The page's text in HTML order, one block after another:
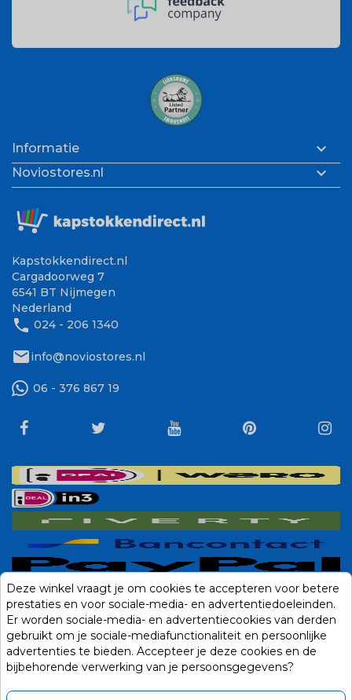
Informatie 
Noviostores.nl 
Kapstokkendirect.nl
Cargadoorweg 7
6541 BT Nijmegen
Nederland
phone 024 - 206 1340
mailinfo@noviostores.nl
06 - 376 867 19
Deze winkel vraagt je om cookies te accepteren voor betere
prestaties en voor sociale-media- en advertentiedoeleinden.
Er worden sociale-media- en advertentiecookies van derden
gebruikt om je sociale-mediafunctionaliteit en persoonlijke
advertenties te bieden. Accepteer je deze cookies en de
bijbehorende verwerking van je persoonsgegevens?